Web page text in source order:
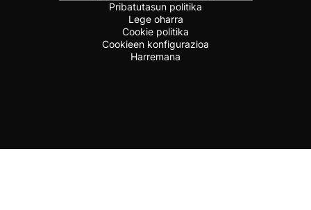
Pribatutasun politika
Lege oharra
Cookie politika
Cookieen konfigurazioa
Harremana